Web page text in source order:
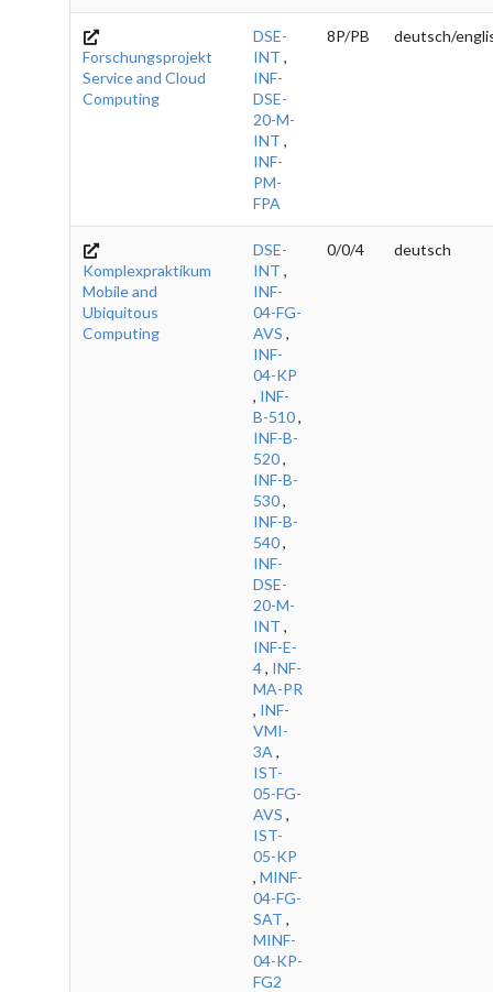
Forschungsprojekt
Service and Cloud
Computing
DSE-
INT ,
INF-
DSE-
20-M-
INT ,
INF-
PM-
FPA
8P/PB deutsch/
Komplexpraktikum
Mobile and
Ubiquitous
Computing
DSE-
INT ,
INF-
04-FG-
AVS ,
INF-
04-KP
, INF-
B-510,
INF-B-
520,
INF-B-
530,
INF-B-
540,
INF-
DSE-
20-M-
INT ,
INF-E-
4, INF-
MA-PR
, INF-
VMI-
3A ,
IST-
05-FG-
AVS ,
IST-
05-KP
, MINF-
04-FG-
SAT ,
MINF-
04-KP-
FG2
0/0/4 deutsch